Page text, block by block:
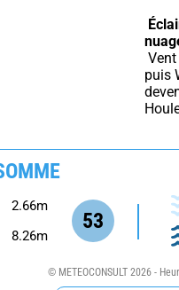
puis
53
2.66m
8.26m
© METEOCONSULT 2026 -